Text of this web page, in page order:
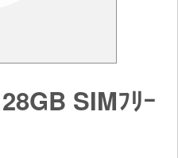
SIMﾌﾘｰ